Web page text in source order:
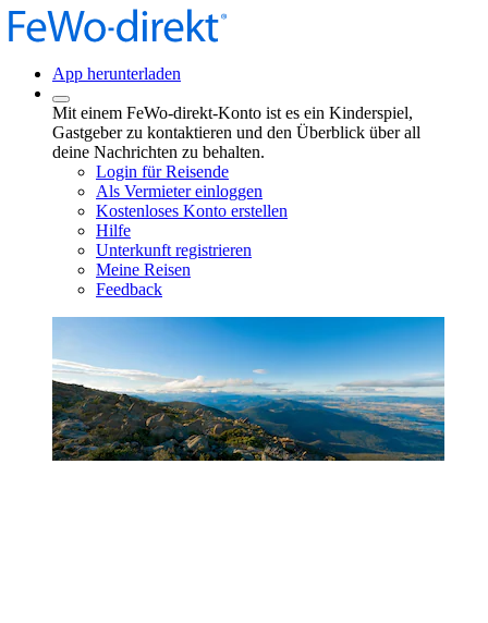
App herunterladen
Mit einem FeWo-direkt-Konto ist es ein Kinderspiel,
Gastgeber zu kontaktieren und den Überblick über all
deine Nachrichten zu behalten.
Login für Reisende
Als Vermieter einloggen
Kostenloses Konto erstellen
Hilfe
Unterkunft registrieren
Meine Reisen
Feedback